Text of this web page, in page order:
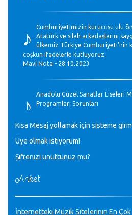
♪
Cumhuriyetimizin kurucusu ulu
Atatürk ve silah arkadaşlarını
ülkemiz Türkiye Cumhuriyeti’nin
coşkun ifadelerle kutluyoruz.
Mavi Nota - 28.10.2023
♪
Anadolu Güzel Sanatlar Liseleri
Programları Sorunları
♪
GEÇMİŞ OLSUN TÜRKİYE!
Mavi Nota - 07.02.2023
♪
30 yıl sonra karşılaşmak çok
M.Semih Baylan - 08.01.2023
Kısa Mesaj yollamak için sisteme
Üye olmak istiyorum!
Şifrenizi unuttunuz mu?
Anket
İnternetteki Müzik Sitelerinin En Çok